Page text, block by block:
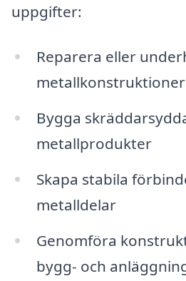
uppgifter:
Reparera eller
metallkonstruktioner
Bygga
metallprodukter
Skapa stabila
metalldelar
Genomföra
bygg- och